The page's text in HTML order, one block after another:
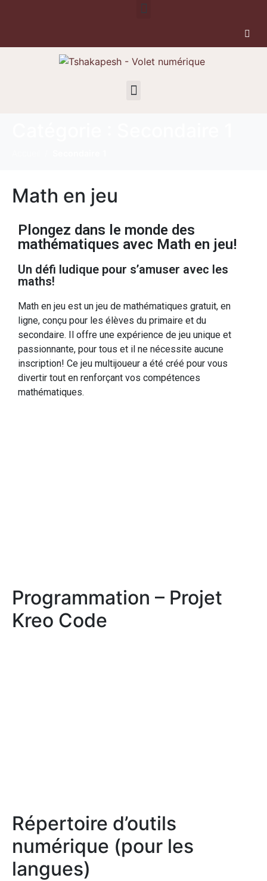
Math en jeu
Plongez dans le monde des
mathématiques avec Math en jeu!
Un défi ludique pour s’amuser avec les
maths!
Math en jeu est un jeu de mathématiques gratuit, en
ligne, conçu pour les élèves du primaire et du
secondaire. Il offre une expérience de jeu unique et
passionnante, pour tous et il ne nécessite aucune
inscription! Ce jeu multijoueur a été créé pour vous
divertir tout en renforçant vos compétences
mathématiques.
Programmation – Projet
Kreo Code
Répertoire d’outils
numérique (pour les
langues)